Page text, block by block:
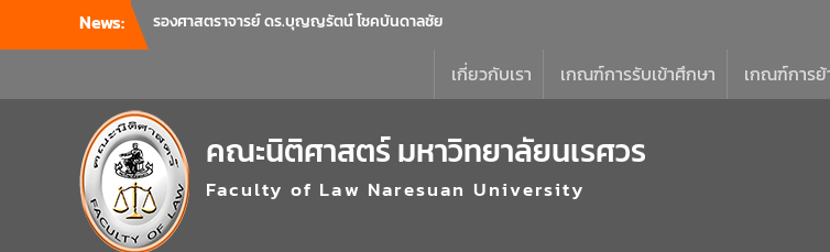
News:
คณะนิติศาสตร์ มหาวิทยาลัยนเรศวร จัด
2-311 อาคารปราบไตรจักร 2 มหาวิทยาลัย
นเรศวร โดยกิจกรรมดังกล่าวจัดขึ้นสำหรับ
บุคลากรที่ปฏิบัติงาน ณ กลุ่มอาคารอุตสาหกรรม
บริการ เพื่อร่วมกันสร้างพื้นที่การทำงานที่
ปลอดภัย ซึ่งครอบคลุมหน่วยงานภายในกลุ่ม
อาคารทั้ง 3 คณะ และ 1 กอง
คณะนิติศาสตร์ มหาวิทยาลัยนเรศวร จัด
เกี่ยวกับเรา เกณฑ์การรับเข้าศึกษา เกณฑ์การ
คณะนิติศาสตร์ มหาวิทยาลัยนเรศวร
Faculty of Law Naresuan University